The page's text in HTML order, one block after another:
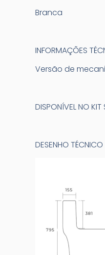
Branca
INFORMAÇÕES
Versão de
DISPONÍVEL NO
DESENHO TÉCNICO